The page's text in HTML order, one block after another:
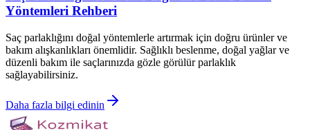
Yöntemleri Rehberi
Saç parlaklığını doğal yöntemlerle artırmak için doğru ürünler ve
bakım alışkanlıkları önemlidir. Sağlıklı beslenme, doğal yağlar ve
düzenli bakım ile saçlarınızda gözle görülür parlaklık
sağlayabilirsiniz.
Daha fazla bilgi edinin